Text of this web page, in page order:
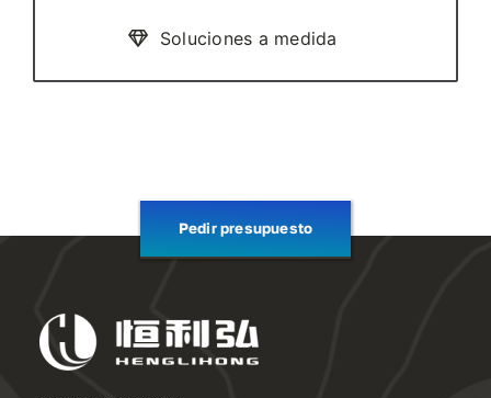
Soluciones a medida
Pedir presupuesto